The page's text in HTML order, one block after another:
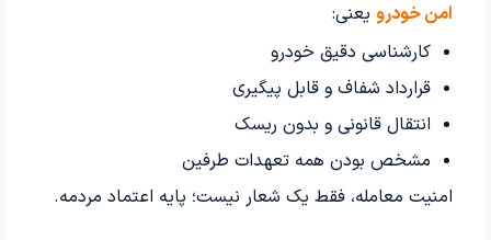
امن خودرویعنی:
کارشناسی دقیق خودرو
قرارداد شفاف و قابل پیگیری
انتقال قانونی و بدون ریسک
مشخص بودن همه تعهدات طرفین
امنیت معامله، فقط یک شعار نیست؛ پایه اعتماد مردمه.